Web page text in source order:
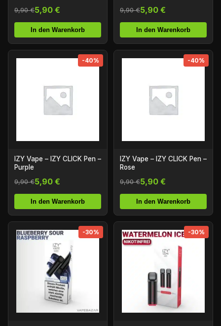
9,90 €5,90 €
In den Warenkorb
9,90 €5,90 €
In den Warenkorb
-40%
IZY Vape – IZY CLICK Pen –
Purple
9,90 €5,90 €
In den Warenkorb
-40%
IZY Vape – IZY CLICK Pen –
Rose
9,90 €5,90 €
In den Warenkorb
-30% -30%